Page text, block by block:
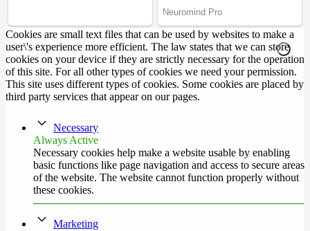
Cookies are small text files that can be used by websites to make a
user\'s experience more efficient. The law states that we can store
cookies on your device if they are strictly necessary for the operation
of this site. For all other types of cookies we need your permission.
This site uses different types of cookies. Some cookies are placed by
third party services that appear on our pages.
Necessary
Always Active
Necessary cookies help make a website usable by enabling
basic functions like page navigation and access to secure areas
of the website. The website cannot function properly without
these cookies.
Marketing